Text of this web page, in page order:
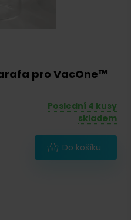
pro VacOne™
Poslední 4 kusy
skladem
Do košíku